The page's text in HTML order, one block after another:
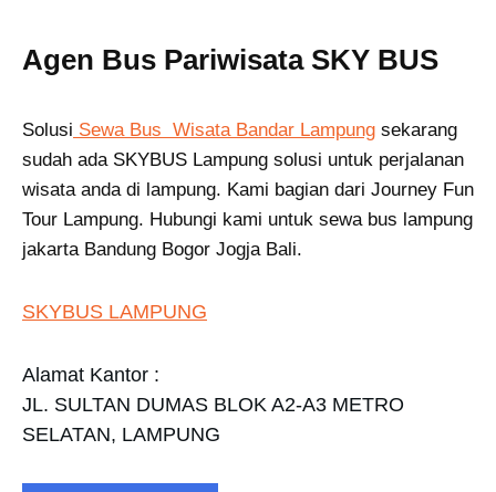
Agen Bus Pariwisata SKY BUS
Solusi Sewa Bus Wisata Bandar Lampung sekarang
sudah ada SKYBUS Lampung solusi untuk perjalanan
wisata anda di lampung. Kami bagian dari Journey Fun
Tour Lampung. Hubungi kami untuk sewa bus lampung
jakarta Bandung Bogor Jogja Bali.
SKYBUS LAMPUNG
Alamat Kantor :
JL. SULTAN DUMAS BLOK A2-A3 METRO
SELATAN, LAMPUNG